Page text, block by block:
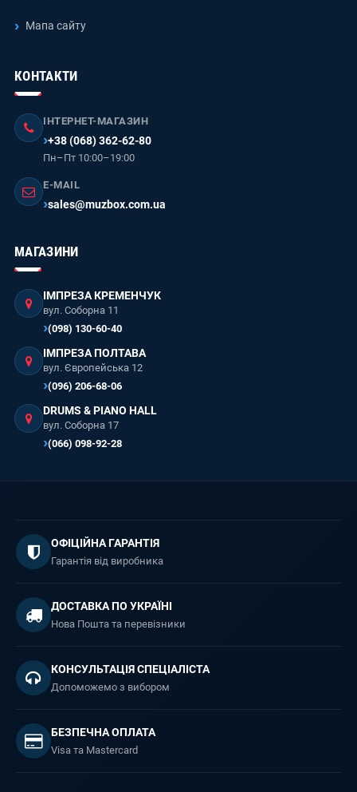
Мапа сайту
КОНТАКТИ
ІНТЕРНЕТ-МАГАЗИН
+38 (068) 362-62-80
Пн–Пт 10:00–19:00
E-MAIL
sales@muzbox.com.ua
МАГАЗИНИ
ІМПРЕЗА КРЕМЕНЧУК
вул. Соборна 11
(098) 130-60-40
ІМПРЕЗА ПОЛТАВА
вул. Європейська 12
(096) 206-68-06
DRUMS & PIANO HALL
вул. Соборна 17
(066) 098-92-28
ОФІЦІЙНА ГАРАНТІЯ
Гарантія від виробника
ДОСТАВКА ПО УКРАЇНІ
Нова Пошта та перевізники
КОНСУЛЬТАЦІЯ СПЕЦІАЛІСТА
Допоможемо з вибором
БЕЗПЕЧНА ОПЛАТА
Visa та Mastercard